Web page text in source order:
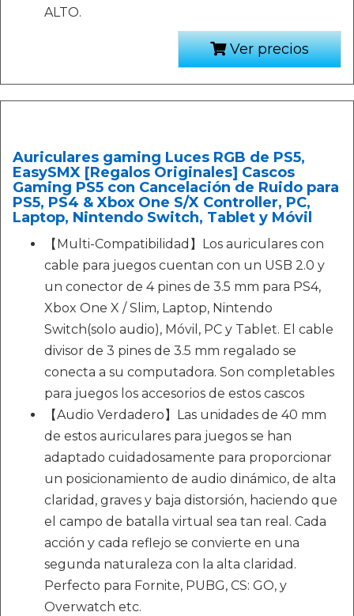
ALTO.
Ver precios
Auriculares gaming Luces RGB de PS5,
EasySMX [Regalos Originales] Cascos
Gaming PS5 con Cancelación de Ruido para
PS5, PS4 & Xbox One S/X Controller, PC,
Laptop, Nintendo Switch, Tablet y Móvil
【Multi-Compatibilidad】Los auriculares con
cable para juegos cuentan con un USB 2.0 y
un conector de 4 pines de 3.5 mm para PS4,
Xbox One X / Slim, Laptop, Nintendo
Switch(solo audio), Móvil, PC y Tablet. El cable
divisor de 3 pines de 3.5 mm regalado se
conecta a su computadora. Son completables
para juegos los accesorios de estos cascos
【Audio Verdadero】Las unidades de 40 mm
de estos auriculares para juegos se han
adaptado cuidadosamente para proporcionar
un posicionamiento de audio dinámico, de alta
claridad, graves y baja distorsión, haciendo que
el campo de batalla virtual sea tan real. Cada
acción y cada reflejo se convierte en una
segunda naturaleza con la alta claridad.
Perfecto para Fornite, PUBG, CS: GO, y
Overwatch etc.